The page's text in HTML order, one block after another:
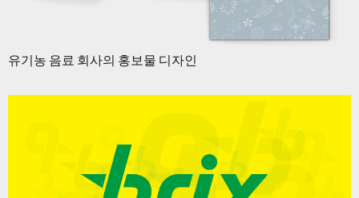
유기농 음료 회사의 홍보물 디자인